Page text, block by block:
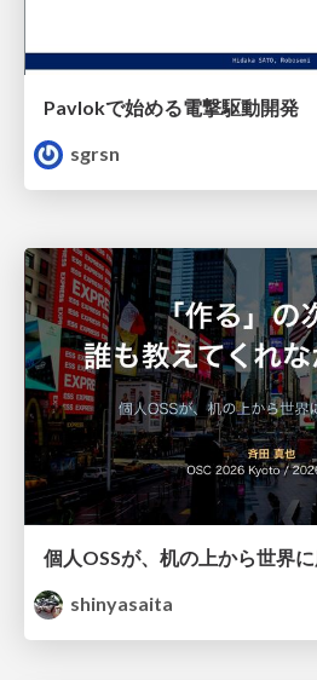
Pavlokで始める電撃駆動開発
sgrsn
個人OSSが、机の上から世界
shinyasaita